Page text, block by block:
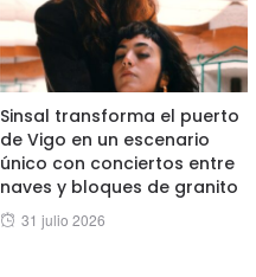
Sinsal transforma el puerto
de Vigo en un escenario
único con conciertos entre
naves y bloques de granito
Posted
31 julio 2026